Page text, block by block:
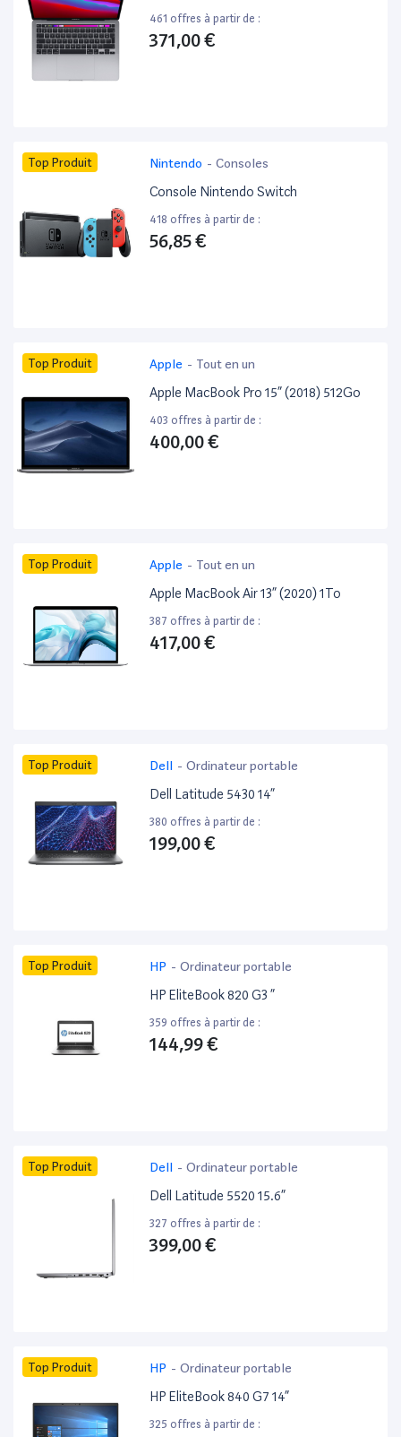
461 offres à partir de :
371,00 €
Top Produit Nintendo - Consoles
Console Nintendo Switch
418 offres à partir de :
56,85 €
Top Produit Apple - Tout en un
Apple MacBook Pro 15” (2018) 512Go
403 offres à partir de :
400,00 €
Top Produit Apple - Tout en un
Apple MacBook Air 13” (2020) 1To
387 offres à partir de :
417,00 €
Top Produit Dell - Ordinateur portable
Dell Latitude 5430 14”
380 offres à partir de :
199,00 €
Top Produit HP - Ordinateur portable
HP EliteBook 820 G3 ”
359 offres à partir de :
144,99 €
Top Produit Dell - Ordinateur portable
Dell Latitude 5520 15.6”
327 offres à partir de :
399,00 €
Top Produit HP - Ordinateur portable
HP EliteBook 840 G7 14”
325 offres à partir de :